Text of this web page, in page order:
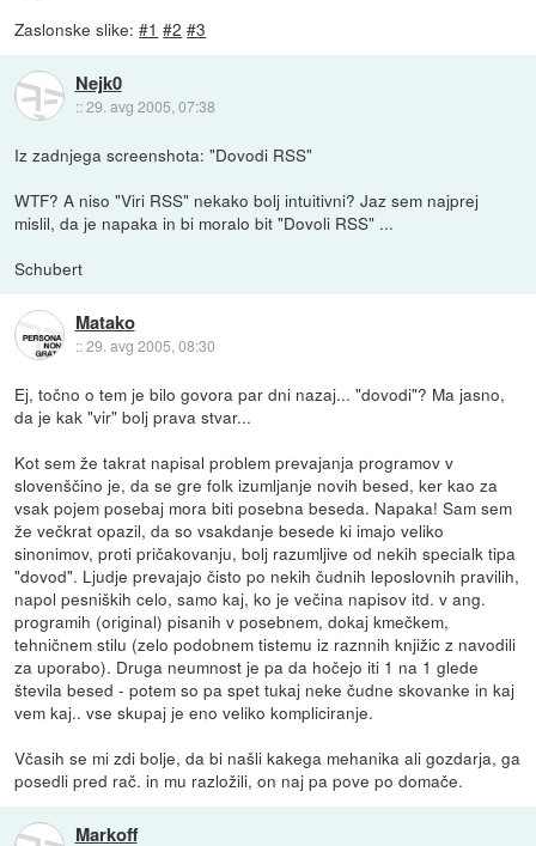
Zaslonske slike:#1 #2 #3
Nejk0
::29. avg 2005, 07:38
Iz zadnjega screenshota: "Dovodi RSS"
WTF? A niso "Viri RSS" nekako bolj intuitivni? Jaz sem najprej
mislil, da je napaka in bi moralo bit "Dovoli RSS" ...
Schubert
Matako
::29. avg 2005, 08:30
Ej, točno o tem je bilo govora par dni nazaj... "dovodi"? Ma jasno,
da je kak "vir" bolj prava stvar...
Kot sem že takrat napisal problem prevajanja programov v
slovenščino je, da se gre folk izumljanje novih besed, ker kao za
vsak pojem posebaj mora biti posebna beseda. Napaka! Sam sem
že večkrat opazil, da so vsakdanje besede ki imajo veliko
sinonimov, proti pričakovanju, bolj razumljive od nekih specialk tipa
"dovod". Ljudje prevajajo čisto po nekih čudnih leposlovnih pravilih,
napol pesniških celo, samo kaj, ko je večina napisov itd. v ang.
programih (original) pisanih v posebnem, dokaj kmečkem,
tehničnem stilu (zelo podobnem tistemu iz raznnih knjižic z navodili
za uporabo). Druga neumnost je pa da hočejo iti 1 na 1 glede
števila besed - potem so pa spet tukaj neke čudne skovanke in kaj
vem kaj.. vse skupaj je eno veliko kompliciranje.
Včasih se mi zdi bolje, da bi našli kakega mehanika ali gozdarja, ga
posedli pred rač. in mu razložili, on naj pa pove po domače.
Markoff